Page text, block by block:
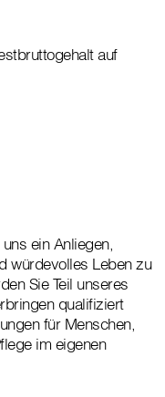
auf
ein Anliegen,
würdevolles Leben zu
Sie Teil unseres
qualifiziert
für Menschen,
im eigenen